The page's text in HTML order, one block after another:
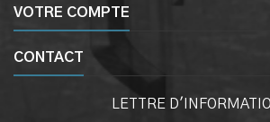
VOTRE COMPTE
CONTACT
LETTRE